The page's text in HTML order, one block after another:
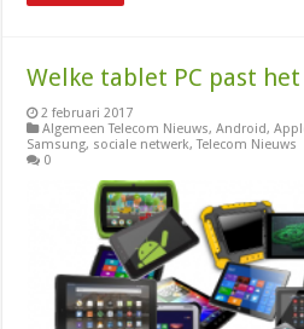
Welke tablet PC past
2 februari 2017
Algemeen Telecom Nieuws,Android,
Samsung, sociale netwerk,Telecom Nieuws
0